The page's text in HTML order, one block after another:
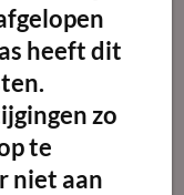
heeft dit
zo
te
niet aan